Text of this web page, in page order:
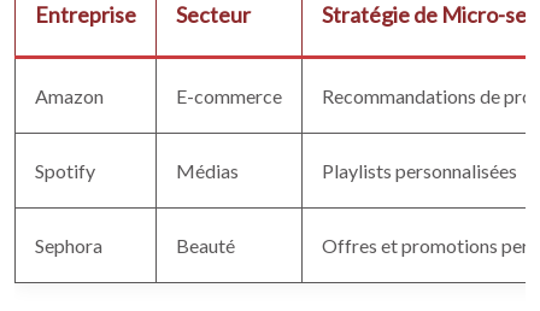
Entreprise Secteur Stratégie de Micro-
Amazon E-commerce Recommandations de
Spotify Médias Playlists personnalisées
Sephora Beauté Offres et promotions